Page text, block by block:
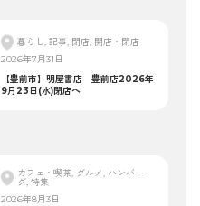
暮らし, 記事, 閉店, 開店・閉店
2026年7月31日
【豊前市】明屋書店 豊前店2026年
9月23日(水)閉店へ
カフェ・喫茶, グルメ, ハンバー
グ, 特集
2026年8月3日